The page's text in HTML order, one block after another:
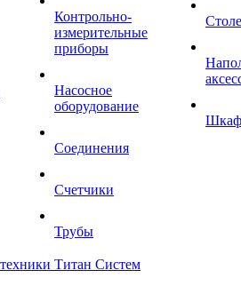
Контрольно-
измерительные
приборы
Насосное
оборудование
Соединения
Счетчики
Трубы